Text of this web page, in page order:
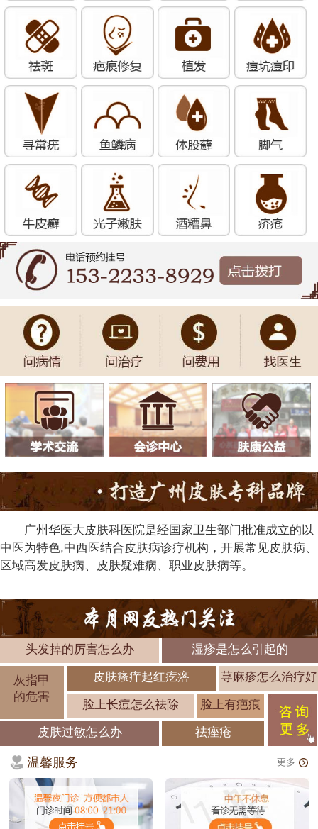
广州华医大皮肤科医院是经国家卫生部门批准成立的以
中医为特色,中西医结合皮肤病诊疗机构，开展常见皮肤病、
区域高发皮肤病、皮肤疑难病、职业皮肤病等。
头发掉的厉害怎么办 湿疹是怎么引起的
灰指甲
的危害
皮肤瘙痒起红疙瘩 荨麻疹怎么治疗好
脸上长痘怎么祛除 脸上有疤痕
皮肤过敏怎么办 祛痤疮
温馨服务 更多